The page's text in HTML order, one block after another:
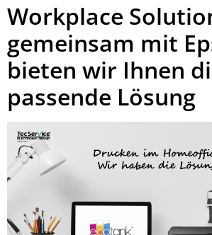
Workplace
gemeinsam mit
bieten wir Ihnen
passende Lösung